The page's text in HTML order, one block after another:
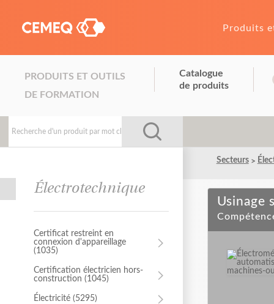
Produits
PRODUITS ET OUTILS
DE FORMATION
Catalogue
de produits
Électrotechnique
Certificat restreint en
connexion d'appareillage
(1035)
Certification électricien hors-
construction (1045)
Électricité (5295)
Certification électricien hors-
construction (1045)
Électromécanique de systèmes
automatisés (5388)
Secteurs
Usinage